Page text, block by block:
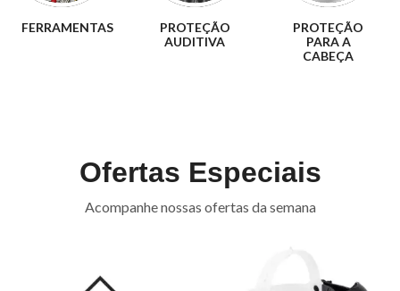
PROTEÇÃO
PROTEÇÃO
PARA A
PROTEÇÃO
PARA AS
MÃOS
Ofertas Especiais
Acompanhe nossas ofertas da semana